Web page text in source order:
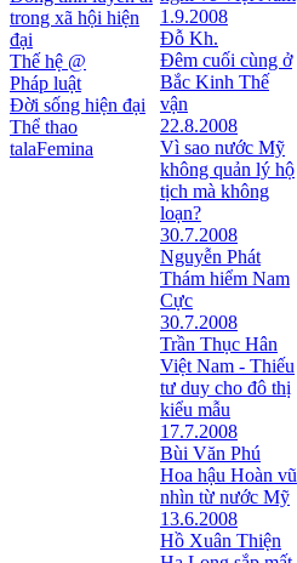
trong xã hội hiện
đại
Thế hệ @
Pháp luật
Đời sống hiện đại
Thể thao
talaFemina
1.9.2008
Đỗ Kh.
Đêm cuối cùng ở
Bắc Kinh Thế
vận
22.8.2008
Vì sao nước Mỹ
không quản lý hộ
tịch mà không
loạn?
30.7.2008
Nguyễn Phát
Thám hiểm Nam
Cực
30.7.2008
Trần Thục Hân
Việt Nam - Thiếu
tư duy cho đô thị
kiểu mẫu
17.7.2008
Bùi Văn Phú
Hoa hậu Hoàn vũ
nhìn từ nước Mỹ
13.6.2008
Hồ Xuân Thiện